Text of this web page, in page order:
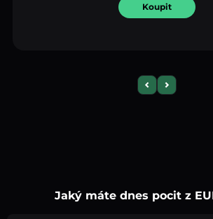
Koupit
Previous slide
Next slide
Jaký máte dnes pocit z